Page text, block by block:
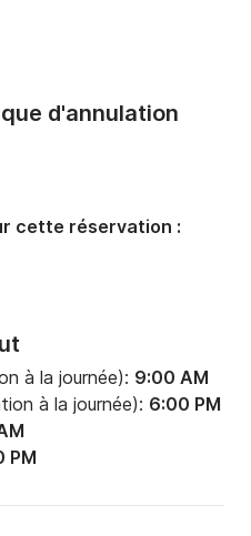
à la journée): 9:00 AM
à la journée): 6:00 PM
PM
d'annulation
cette réservation :